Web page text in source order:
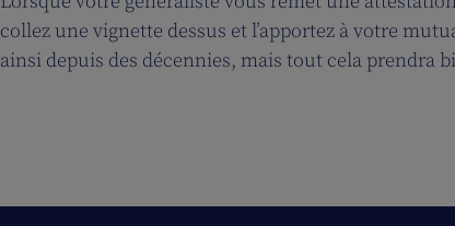
collez une vignette dessus et l’apportez à votre
ainsi depuis des décennies, mais tout cela prendra